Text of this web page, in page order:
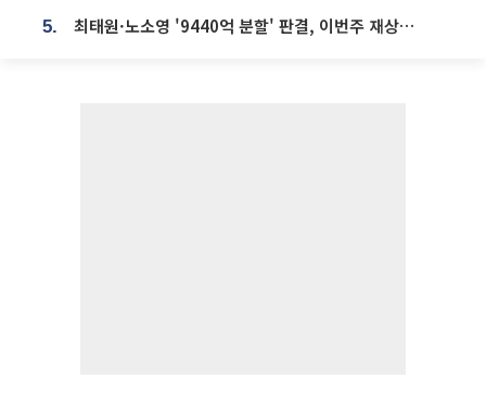
5. 최태원·노소영 '9440억 분할' 판결, 이번주 재상고 여부 주목